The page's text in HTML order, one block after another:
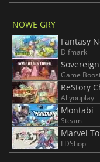
NOWE GRY
Fantasy
Difmark
Game
ReStory
Allyouplay
Montabi
Steam
Marvel
LDShop